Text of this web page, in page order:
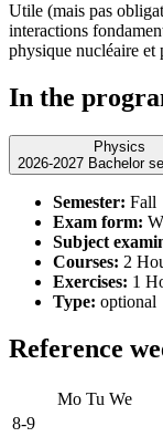
Utile (mais pas
interactions
physique nucléaire et
In the
Physics
2026-2027
Semester: Fall
Exam form:
Subject
Courses: 2
Exercises: 1
Type: optional
Reference
Mo Tu We
8-9